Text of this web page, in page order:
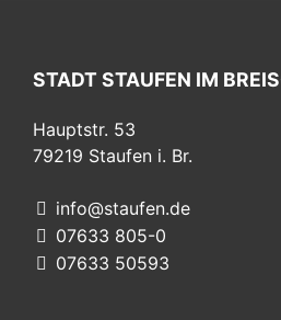
STADT STAUFEN IM
Hauptstr. 53
79219 Staufen i. Br.
info@staufen.de
07633 805-0
07633 50593